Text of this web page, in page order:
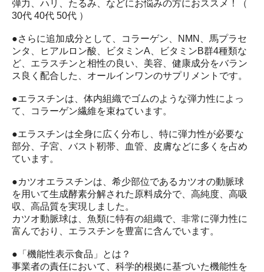
弾力、ハリ、たるみ、などにお悩みの方におススメ！（
30代 40代 50代 ）
●さらに追加成分として、コラーゲン、NMN、馬プラセ
ンタ、ヒアルロン酸、ビタミンA、ビタミンB群4種類な
ど、エラスチンと相性の良い、美容、健康成分をバラン
ス良く配合した、オールインワンのサプリメントです。
●エラスチンは、体内組織でゴムのような弾力性によっ
て、コラーゲン繊維を束ねています。
●エラスチンは全身に広く分布し、特に弾力性が必要な
部分、子宮、バスト靭帯、血管、皮膚などに多くを占め
ています。
●カツオエラスチンは、希少部位であるカツオの動脈球
を用いて生成酵素分解された原料成分で、高純度、高吸
収、高品質を実現しました。
カツオ動脈球は、魚類に特有の組織で、非常に弾力性に
富んでおり、エラスチンを豊富に含んでいます。
●「機能性表示食品」とは？
事業者の責任において、科学的根拠に基づいた機能性を